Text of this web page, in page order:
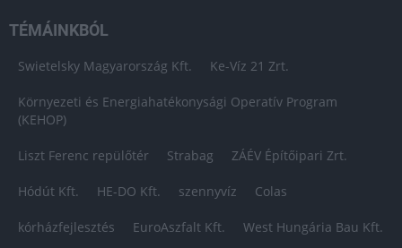
TÉMÁINKBÓL
Swietelsky Magyarország Kft. Ke-Víz 21 Zrt.
Környezeti és Energiahatékonysági Operatív Program
(KEHOP)
Liszt Ferenc repülőtér Strabag ZÁÉV Építőipari Zrt.
Hódút Kft. HE-DO Kft. szennyvíz Colas
kórházfejlesztés EuroAszfalt Kft. West Hungária Bau Kft.